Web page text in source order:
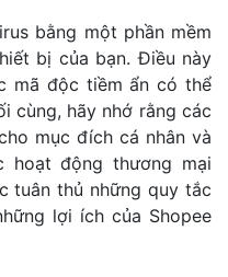
bằng một phần mềm
bị của bạn. Điều này
mã độc tiềm ẩn có thể
cùng, hãy nhớ rằng các
mục đích cá nhân và
hoạt động thương mại
tuân thủ những quy tắc
lợi ích của Shopee